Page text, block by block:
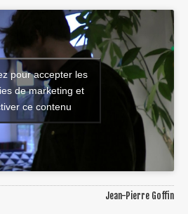
pour accepter les
de marketing et
ce contenu
Jean-Pierre Goffin